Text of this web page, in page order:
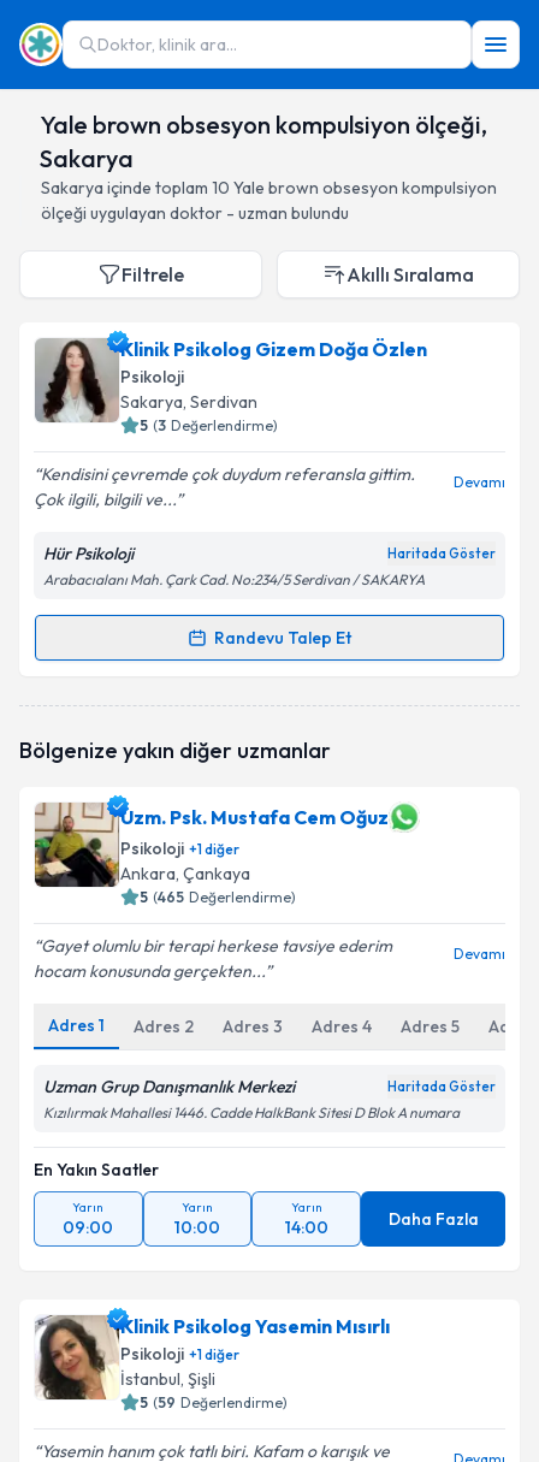
Doktor, klinik ara...
Yale brown obsesyon kompulsiyon ölçeği,
Sakarya
Sakarya içinde toplam 10 Yale brown obsesyon kompulsiyon
ölçeği uygulayan doktor - uzman bulundu
Filtrele Akıllı Sıralama
Klinik Psikolog Gizem Doğa Özlen
Psikoloji
Sakarya, Serdivan
5 (3 Değerlendirme)
Kendisini çevremde çok duydum referansla gittim.
Çok ilgili, bilgili ve...
Devamı
Hür Psikoloji Haritada Göster
Arabacıalanı Mah. Çark Cad. No:234/5 Serdivan / SAKARYA
Randevu Talep Et
Randevu Takvimi Talebi
takvimi talebi oluşturun. Size bu uzmandan randevu
bilgilendireceğiz.
E-posta Adresiniz
Kişisel verilerimin işlenmesine ilişkin
kapsamda işlenmesini kabul ediyorum.
Takvim Talebini Gönder
Bölgenize yakın diğer uzmanlar
Uzm. Psk. Mustafa Cem Oğuz
Psikoloji +1diğer
Ankara, Çankaya
5 (465 Değerlendirme)
Gayet olumlu bir terapi herkese tavsiye ederim
hocam konusunda gerçekten...
Devamı
Adres 1 Adres 2 Adres 3 Adres 4 Adres 5 Adres
Uzman Grup Danışmanlık Merkezi Haritada Göster
Kızılırmak Mahallesi 1446. Cadde HalkBank Sitesi D Blok A numara
En Yakın Saatler
Yarın
09:00
Yarın
10:00
Yarın
14:00 Daha Fazla
Klinik Psikolog Yasemin Mısırlı
Psikoloji +1diğer
İstanbul, Şişli
5 (59 Değerlendirme)
Yasemin hanım çok tatlı biri. Kafam o karışık ve